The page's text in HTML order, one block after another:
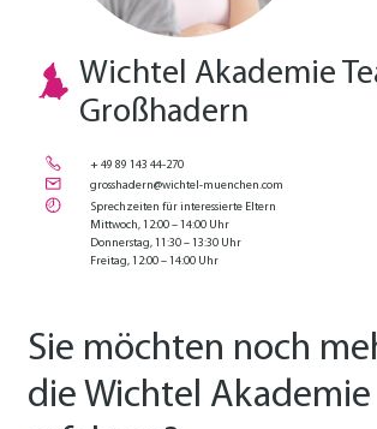
Wichtel Akademie
Großhadern
+ 49 89 143 44-270
grosshadern@wichtel-muenchen.com
Sprechzeiten für interessierte Eltern
Mittwoch, 12:00 – 14:00 Uhr
Donnerstag, 11:30 – 13:30 Uhr
Freitag, 12:00 – 14:00 Uhr
Sie möchten noch
die Wichtel Akademie